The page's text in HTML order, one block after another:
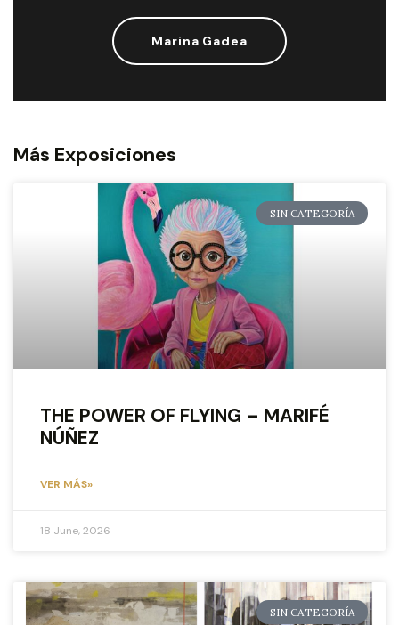
Marina Gadea
Más Exposiciones
SIN CATEGORÍA
THE POWER OF FLYING – MARIFÉ
NÚÑEZ
VER MÁS»
18 June, 2026
SIN CATEGORÍA